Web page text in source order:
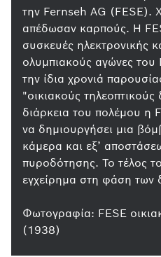
την Fernseh AG (FESE).
απέδωσαν καρπούς. Η
συσκευές ηλεκτρονικής
ολυμπιακούς αγώνες του
την ίδια χρονιά
"οικιακούς τηλεοπτικούς
διάρκεια του πολέμου η
να δημιουργήσει μια
κάμερα και εξ’
πυροδότησης. Το τέλος
εγχείρημα στη φάση των
Φωτογραφία: FESE
(1938)